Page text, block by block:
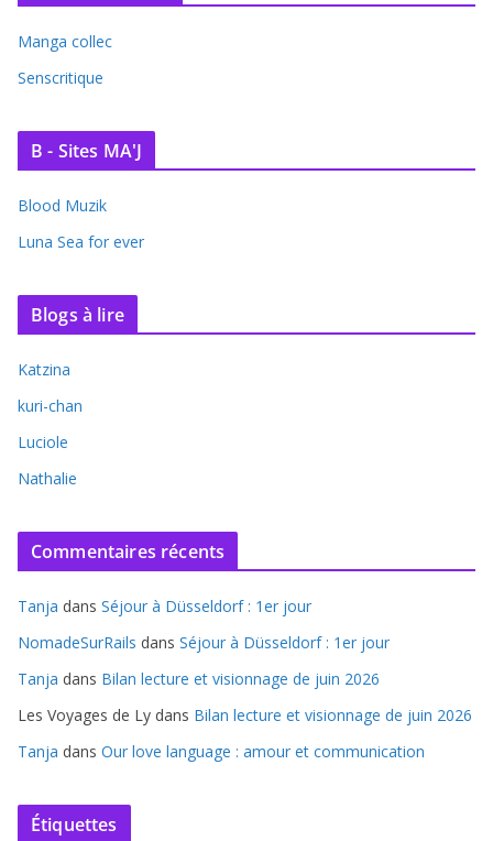
Manga collec
Senscritique
B - Sites MA'J
Blood Muzik
Luna Sea for ever
Blogs à lire
Katzina
kuri-chan
Luciole
Nathalie
Commentaires récents
Tanja dans Séjour à Düsseldorf : 1er jour
NomadeSurRails dans Séjour à Düsseldorf : 1er jour
Tanja dans Bilan lecture et visionnage de juin 2026
Les Voyages de Ly dans Bilan lecture et visionnage de juin 2026
Tanja dans Our love language : amour et communication
Étiquettes